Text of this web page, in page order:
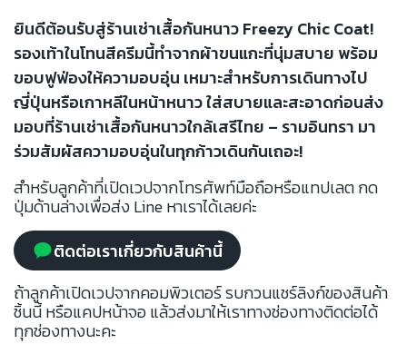
ยินดีต้อนรับสู่ร้านเช่าเสื้อกันหนาว Freezy Chic Coat!
รองเท้าในโทนสีครีมนี้ทำจากผ้าขนแกะที่นุ่มสบาย พร้อม
ขอบฟูฟ่องให้ความอบอุ่น เหมาะสำหรับการเดินทางไป
ญี่ปุ่นหรือเกาหลีในหน้าหนาว ใส่สบายและสะอาดก่อนส่ง
มอบที่ร้านเช่าเสื้อกันหนาวใกล้เสรีไทย – รามอินทรา มา
ร่วมสัมผัสความอบอุ่นในทุกก้าวเดินกันเถอะ!
สำหรับลูกค้าที่เปิดเวปจากโทรศัพท์มือถือหรือแทปเลต กด
ปุ่มด้านล่างเพื่อส่ง Line หาเราได้เลยค่ะ
ติดต่อเราเกี่ยวกับสินค้านี้
ถ้าลูกค้าเปิดเวปจากคอมพิวเตอร์ รบกวนแชร์ลิงก์ของสินค้า
ชิ้นนี้ หรือแคปหน้าจอ แล้วส่งมาให้เราทางช่องทางติดต่อได้
ทุกช่องทางนะคะ